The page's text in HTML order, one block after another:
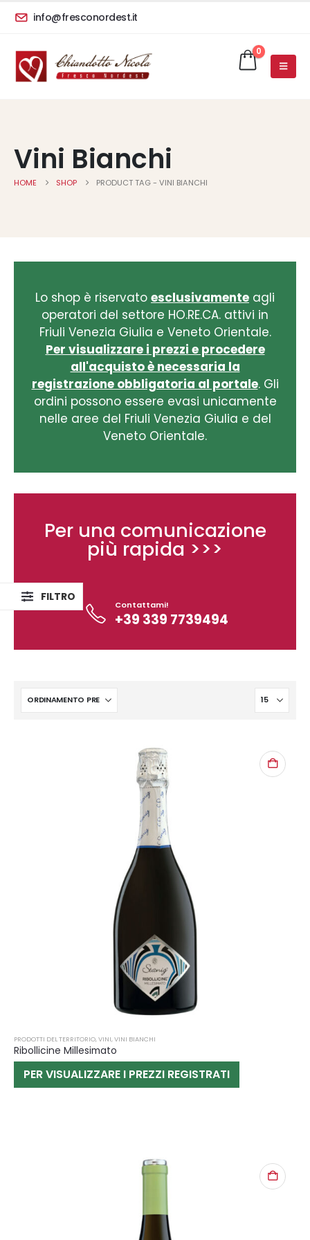
info@fresconordest.it
0
Vini Bianchi
HOME SHOP PRODUCT TAG - VINI BIANCHI
Lo shop è riservato esclusivamente agli
operatori del settore HO.RE.CA. attivi in
Friuli Venezia Giulia e Veneto Orientale.
Per visualizzare i prezzi e procedere
all'acquisto è necessaria la
registrazione obbligatoria al portale. Gli
ordini possono essere evasi unicamente
nelle aree del Friuli Venezia Giulia e del
Veneto Orientale.
Per una comunicazione
più rapida >>>
Contattami!
+39 339 7739494
PRODOTTI DEL TERRITORIO, VINI, VINI BIANCHI
Ribollicine Millesimato
PER VISUALIZZARE I PREZZI REGISTRATI